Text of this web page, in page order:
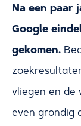
Na een paar
Google
gekomen.
vliegen en de
even grondig